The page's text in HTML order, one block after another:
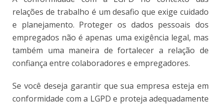
relações de trabalho é um desafio que exige cuidado
e planejamento. Proteger os dados pessoais dos
empregados não é apenas uma exigência legal, mas
também uma maneira de fortalecer a relação de
confiança entre colaboradores e empregadores.
Se você deseja garantir que sua empresa esteja em
conformidade com a LGPD e proteja adequadamente